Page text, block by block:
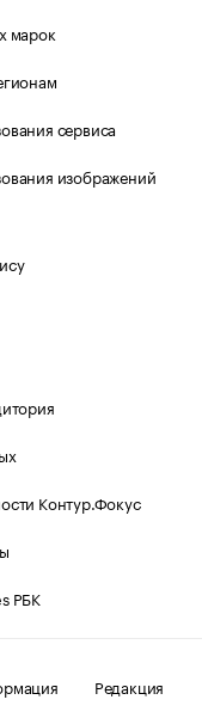
марок
сервиса
изображений
Контур.Фокус
РБК
Редакция